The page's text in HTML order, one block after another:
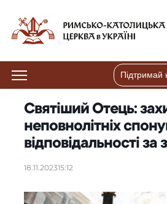
Підтримай
Святіший Отець:
неповнолітніх
відповідальності за
18.11.202315:12